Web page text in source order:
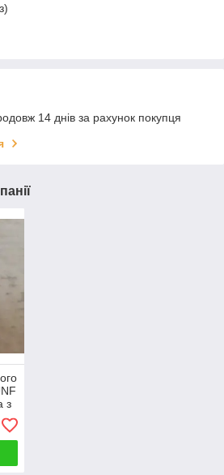
14 днів за рахунок покупця
з